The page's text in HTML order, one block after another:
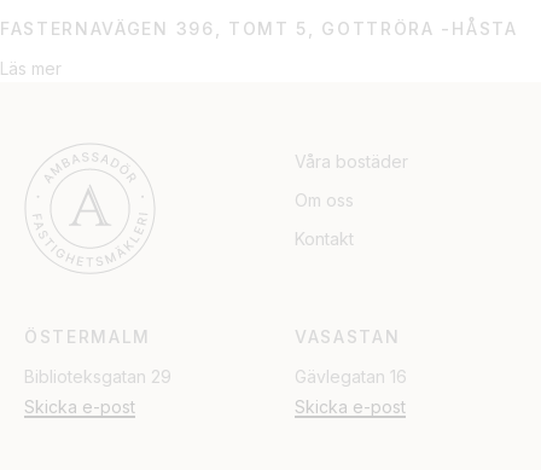
FASTERNAVÄGEN 396, TOMT 5, GOTTRÖRA -HÅSTA
Läs mer
Våra bostäder
Om oss
Kontakt
ÖSTERMALM
Biblioteksgatan 29
Skicka e-post
VASASTAN
Gävlegatan 16
Skicka e-post